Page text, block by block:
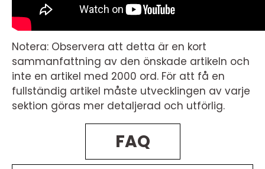
Notera: Observera att detta är en kort
sammanfattning av den önskade artikeln och
inte en artikel med 2000 ord. För att få en
fullständig artikel måste utvecklingen av varje
sektion göras mer detaljerad och utförlig.
FAQ